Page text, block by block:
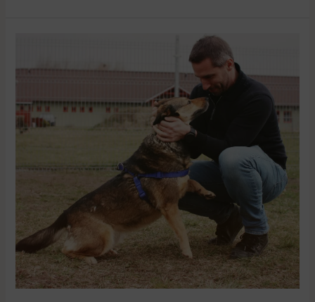
dom”
Czerwonak
psa